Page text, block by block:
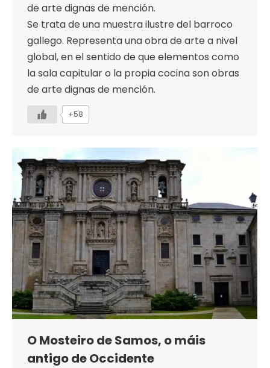
de arte dignas de mención.
Se trata de una muestra ilustre del barroco
gallego. Representa una obra de arte a nivel
global, en el sentido de que elementos como
la sala capitular o la propia cocina son obras
de arte dignas de mención.
+58
O Mosteiro de Samos, o máis
antigo de Occidente